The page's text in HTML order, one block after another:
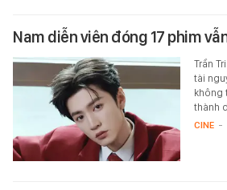
Nam diễn viên đóng 17 phim
Trần
tài
không
thành
CINE -